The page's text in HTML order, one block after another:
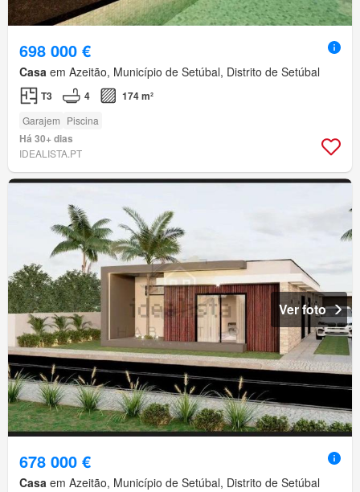
698 000 €
Casa em Azeitão, Município de Setúbal, Distrito de Setúbal
T3 4 174 m²
Garajem Piscina
Há 30+ dias
IDEALISTA.PT
Ver foto
678 000 €
Casa em Azeitão, Município de Setúbal, Distrito de Setúbal